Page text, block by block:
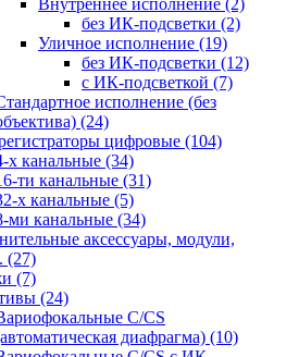
Внутреннее исполнение (2)
без ИК-подсветки (2)
Уличное исполнение (19)
без ИК-подсветки (12)
с ИК-подсветкой (7)
исполнение (без
(24)
цифровые (104)
х канальные (34)
ти канальные (31)
х канальные (5)
ми канальные (34)
аксессуары, модули,
(27)
(7)
(24)
C/CS
диафрагма) (10)